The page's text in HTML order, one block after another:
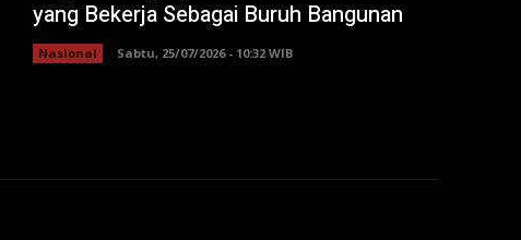
yang Bekerja Sebagai Buruh Bangunan
Nasional Sabtu, 25/07/2026 - 10:32 WIB